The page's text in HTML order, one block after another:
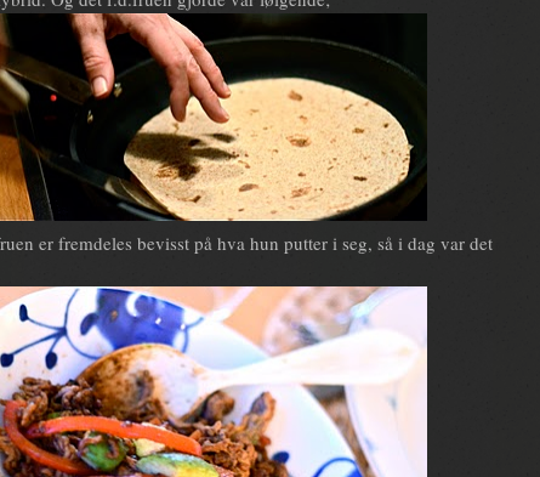
er fremdeles bevisst på hva hun putter i seg, så i dag var det